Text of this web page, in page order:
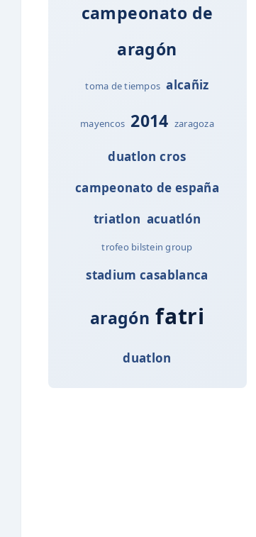
campeonato de
aragón
toma de tiempos alcañiz
mayencos 2014 zaragoza
duatlon cros
campeonato de españa
triatlon acuatlón
trofeo bilstein group
stadium casablanca
aragón fatri
duatlon